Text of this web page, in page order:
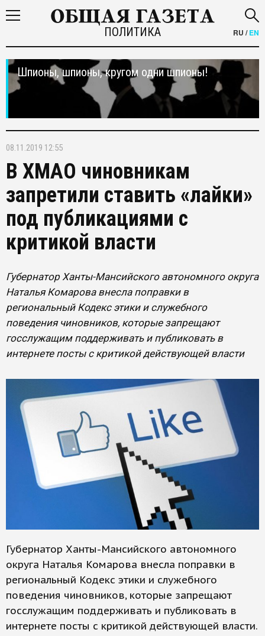
ПОЛИТИКА RU /EN
Шпионы, шпионы, кругом одни шпионы!
08.11.2019 12:55
В ХМАО чиновникам
запретили ставить «лайки»
под публикациями с
критикой власти
Губернатор Ханты-Мансийского автономного округа
Наталья Комарова внесла поправки в
региональный Кодекс этики и служебного
поведения чиновников, которые запрещают
госслужащим поддерживать и публиковать в
интернете посты с критикой действующей власти
Губернатор Ханты-Мансийского автономного
округа Наталья Комарова внесла поправки в
региональный Кодекс этики и служебного
поведения чиновников, которые запрещают
госслужащим поддерживать и публиковать в
интернете посты с критикой действующей власти.